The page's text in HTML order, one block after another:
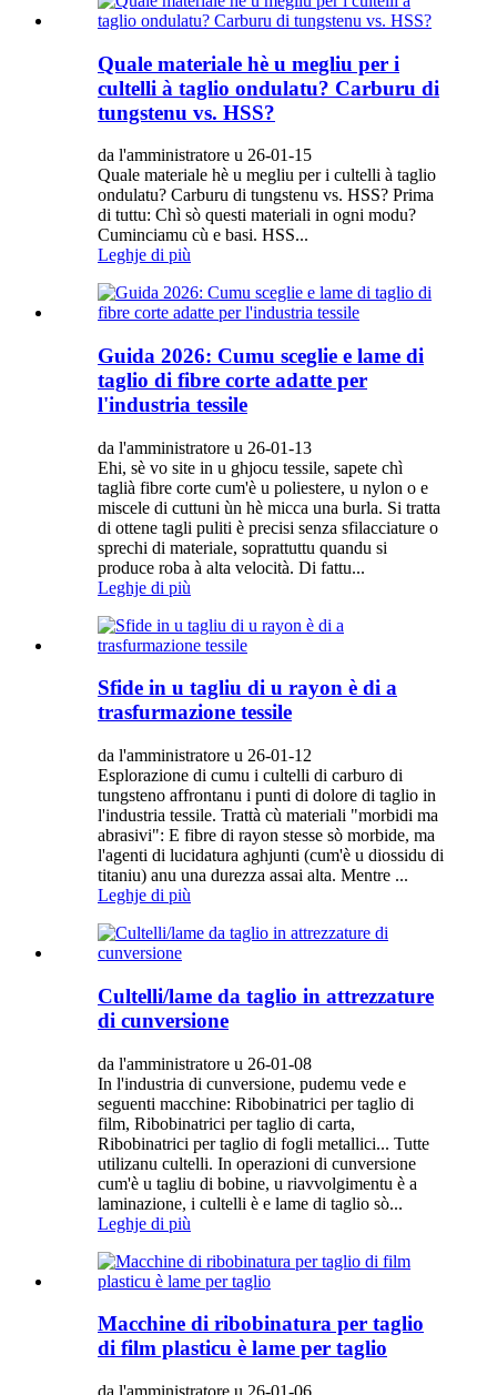
Quale materiale hè u megliu per i
cultelli à taglio ondulatu? Carburu di
tungstenu vs. HSS?
da l'amministratore u 26-01-15
Quale materiale hè u megliu per i cultelli à taglio
ondulatu? Carburu di tungstenu vs. HSS? Prima
di tuttu: Chì sò questi materiali in ogni modu?
Cuminciamu cù e basi. HSS...
Leghje di più
Guida 2026: Cumu sceglie e lame di
taglio di fibre corte adatte per
l'industria tessile
da l'amministratore u 26-01-13
Ehi, sè vo site in u ghjocu tessile, sapete chì
taglià fibre corte cum'è u poliestere, u nylon o e
miscele di cuttuni ùn hè micca una burla. Si tratta
di ottene tagli puliti è precisi senza sfilacciature o
sprechi di materiale, soprattuttu quandu si
produce roba à alta velocità. Di fattu...
Leghje di più
Sfide in u tagliu di u rayon è di a
trasfurmazione tessile
da l'amministratore u 26-01-12
Esplorazione di cumu i cultelli di carburo di
tungsteno affrontanu i punti di dolore di taglio in
l'industria tessile. Trattà cù materiali "morbidi ma
abrasivi": E fibre di rayon stesse sò morbide, ma
l'agenti di lucidatura aghjunti (cum'è u diossidu di
titaniu) anu una durezza assai alta. Mentre ...
Leghje di più
Cultelli/lame da taglio in attrezzature
di cunversione
da l'amministratore u 26-01-08
In l'industria di cunversione, pudemu vede e
seguenti macchine: Ribobinatrici per taglio di
film, Ribobinatrici per taglio di carta,
Ribobinatrici per taglio di fogli metallici... Tutte
utilizanu cultelli. In operazioni di cunversione
cum'è u tagliu di bobine, u riavvolgimentu è a
laminazione, i cultelli è e lame di taglio sò...
Leghje di più
Macchine di ribobinatura per taglio
di film plasticu è lame per taglio
da l'amministratore u 26-01-06